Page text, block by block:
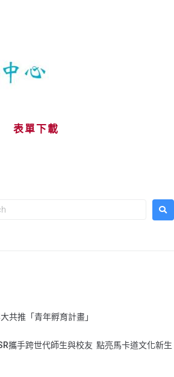
表單下載
共推「青年孵育計畫」
攜手跨世代師生與校友 點亮馬卡道文化新生